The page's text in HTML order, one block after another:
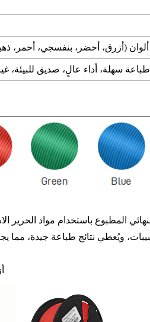
7 ألوان (أزرق، أخضر، بنفسجي،
طباعة سهلة، أداء عالٍ، صديق للبيئة،